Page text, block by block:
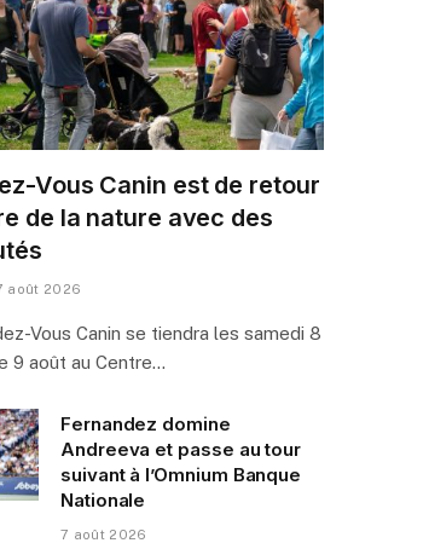
Vous Canin est de retour
de la nature avec des
août 2026
Vous Canin se tiendra les samedi 8
9 août au Centre…
Fernandez domine
Andreeva et passe au tour
suivant à l’Omnium Banque
Nationale
7 août 2026